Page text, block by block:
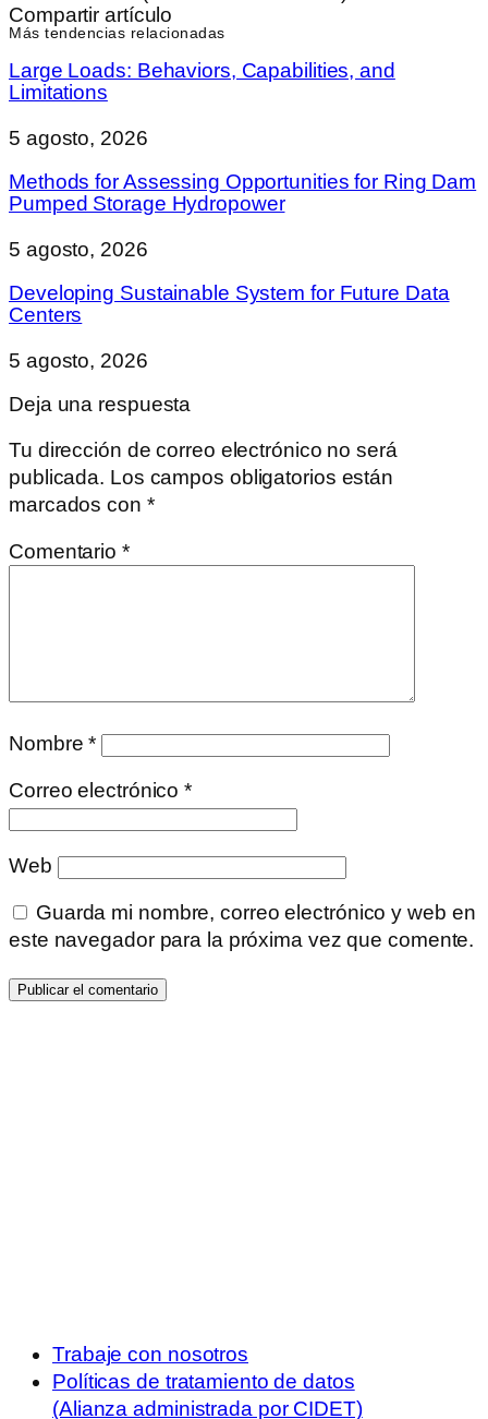
Compartir artículo
Más tendencias relacionadas
Large Loads: Behaviors, Capabilities, and
Limitations
5 agosto, 2026
Methods for Assessing Opportunities for Ring Dam
Pumped Storage Hydropower
5 agosto, 2026
Developing Sustainable System for Future Data
Centers
5 agosto, 2026
Deja una respuesta
Tu dirección de correo electrónico no será
publicada. Los campos obligatorios están
marcados con *
Comentario *
Nombre*
Correo electrónico*
Web
Guarda mi nombre, correo electrónico y web en
este navegador para la próxima vez que comente.
Trabaje con nosotros
Políticas de tratamiento de datos
(Alianza administrada por CIDET)